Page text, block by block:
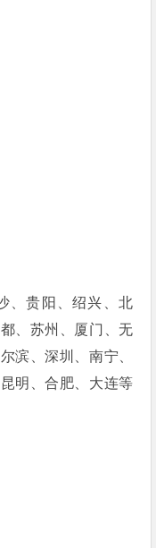
、贵阳、绍兴、北
、苏州、厦门、无
滨、深圳、南宁、
明、合肥、大连等